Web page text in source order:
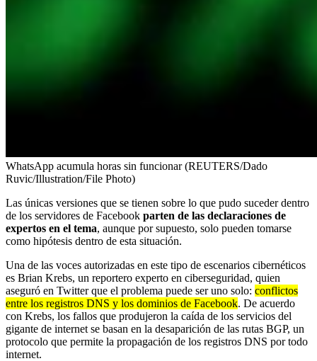
WhatsApp acumula horas sin funcionar (REUTERS/Dado
Ruvic/Illustration/File Photo)
Las únicas versiones que se tienen sobre lo que pudo suceder dentro
de los servidores de Facebook parten de las declaraciones de
expertos en el tema, aunque por supuesto, solo pueden tomarse
como hipótesis dentro de esta situación.
Una de las voces autorizadas en este tipo de escenarios cibernéticos
es Brian Krebs, un reportero experto en ciberseguridad, quien
aseguró en Twitter que el problema puede ser uno solo: conflictos
entre los registros DNS y los dominios de Facebook. De acuerdo
con Krebs, los fallos que produjeron la caída de los servicios del
gigante de internet se basan en la desaparición de las rutas BGP, un
protocolo que permite la propagación de los registros DNS por todo
internet.